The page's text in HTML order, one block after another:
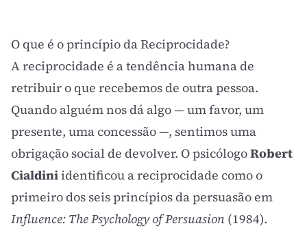
O que é o princípio da Reciprocidade?
A reciprocidade é a tendência humana de
retribuir o que recebemos de outra pessoa.
Quando alguém nos dá algo — um favor, um
presente, uma concessão —, sentimos uma
obrigação social de devolver. O psicólogoRobert
Cialdiniidentificou a reciprocidade como o
primeiro dos seis princípios da persuasão em
Influence: The Psychology of Persuasion (1984).